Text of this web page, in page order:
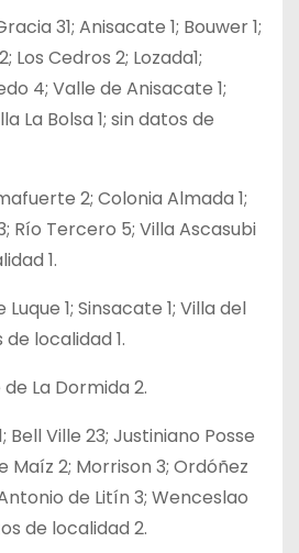
31; Anisacate 1; Bouwer 1;
Los Cedros 2; Lozada1;
4; Valle de Anisacate 1;
La Bolsa 1; sin datos de
2; Colonia Almada 1;
Río Tercero 5; Villa Ascasubi
1.
1; Sinsacate 1; Villa del
localidad 1.
La Dormida 2.
Bell Ville 23; Justiniano Posse
Maíz 2; Morrison 3; Ordóñez
de Litín 3; Wenceslao
de localidad 2.